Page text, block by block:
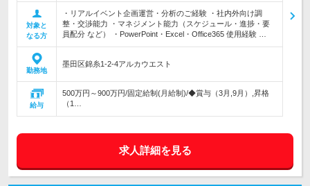
対象と
なる方
・リアルイベント企画運営・分析のご経験 ・社内外向け調
整・交渉能力 ・マネジメント能力（スケジュール・進捗・要
員配分 など） ・PowerPoint・Excel・Office365 使用経験 …
勤務地
墨田区錦糸1-2-4アルカウエスト
給与
500万円～900万円/固定給制(月給制)/◆賞与（3月,9月）,昇格
（1…
求人詳細を見る